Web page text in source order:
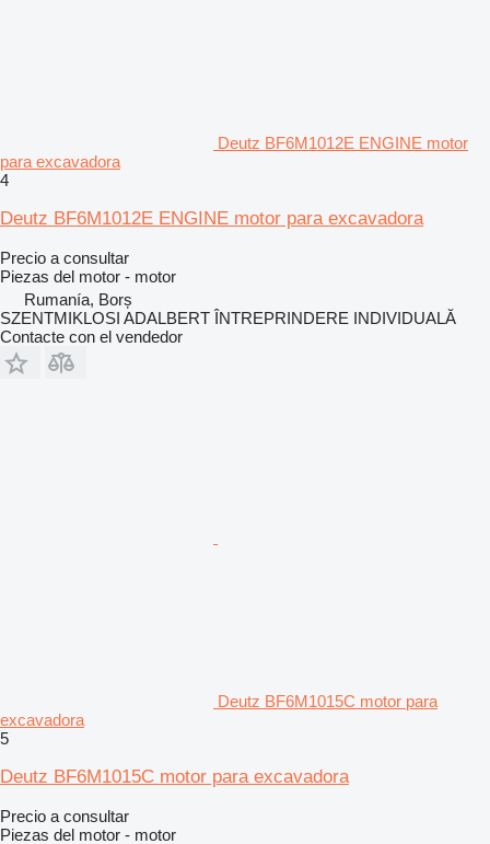
Deutz BF6M1012E ENGINE motor
para excavadora
4
Deutz BF6M1012E ENGINE motor para excavadora
Precio a consultar
Piezas del motor - motor
Rumanía, Borș
SZENTMIKLOSI ADALBERT ÎNTREPRINDERE INDIVIDUALĂ
Contacte con el vendedor
Deutz BF6M1015C motor para
excavadora
5
Deutz BF6M1015C motor para excavadora
Precio a consultar
Piezas del motor - motor